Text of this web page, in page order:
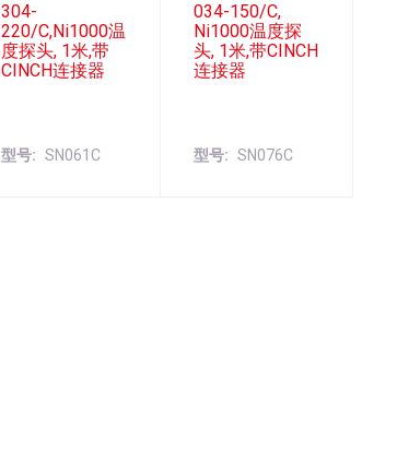
304-
220/C,Ni1000温
度探头, 1米,带
CINCH连接器
型号 SN061C
034-150/C,
Ni1000温度探
头, 1米,带CINCH
连接器
型号 SN076C